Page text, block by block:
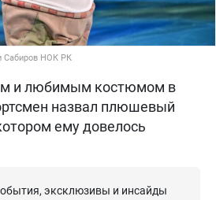
Сабиров НОК РК
и любимым костюмом в
назвал плюшевый
ему довелось
эксклюзивы и инсайды